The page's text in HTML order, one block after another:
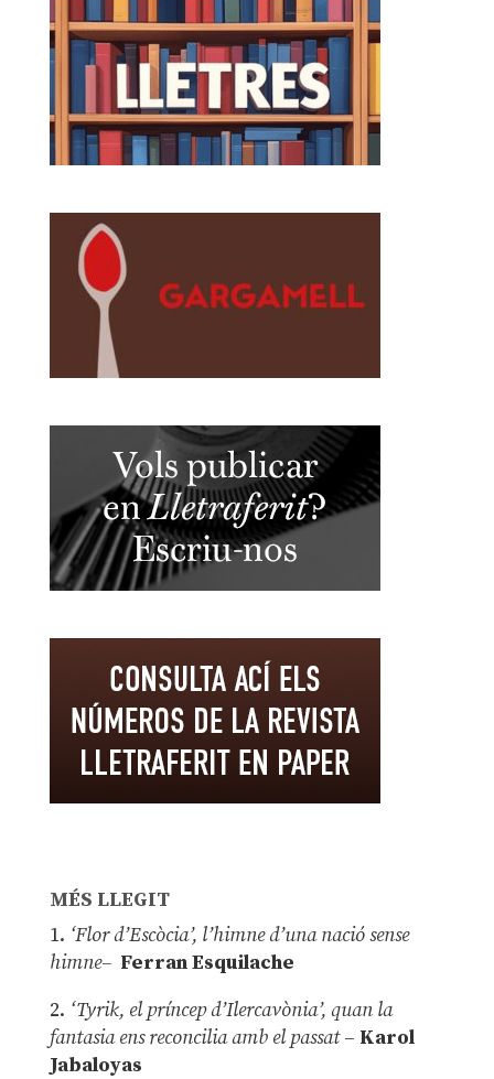
MÉS LLEGIT
1. ‘Flor d’Escòcia’, l’himne d’una nació sense
himne– Ferran Esquilache
2. ‘Tyrik, el príncep d’Ilercavònia’, quan la
fantasia ens reconcilia amb el passat– Karol
Jabaloyas